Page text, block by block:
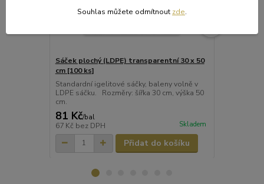
Sáček plochý (LDPE) transparentní 30 x 50
cm [100 ks]
Standardní igelitové sáčky, baleny volně v
LDPE sáčku. Rozměry: šířka 30 cm, výška 50
cm.
81 Kč/bal
67 Kč bez DPH Skladem
Přidat do košíku
Souhlas můžete odmítnout zde.